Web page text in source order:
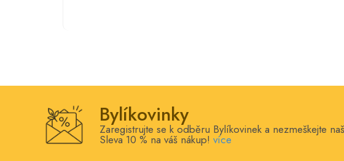
Bylíkovinky
Zaregistrujte se k odběru Bylíkovinek a nezmeškejte
Sleva 10 % na váš nákup! více